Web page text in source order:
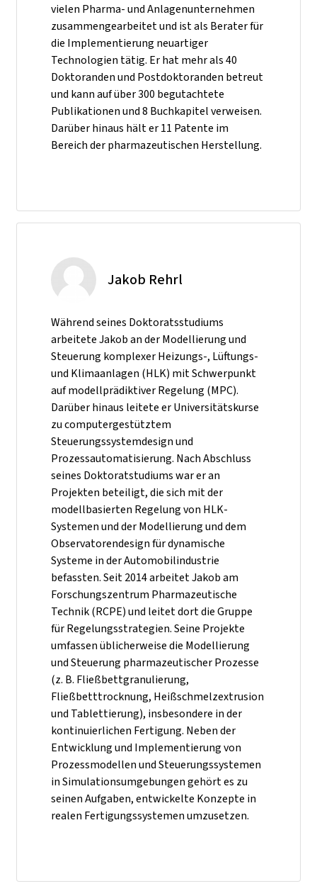
vielen Pharma- und Anlagenunternehmen
zusammengearbeitet und ist als Berater für
die Implementierung neuartiger
Technologien tätig. Er hat mehr als 40
Doktoranden und Postdoktoranden betreut
und kann auf über 300 begutachtete
Publikationen und 8 Buchkapitel verweisen.
Darüber hinaus hält er 11 Patente im
Bereich der pharmazeutischen Herstellung.
Jakob Rehrl
Während seines Doktoratsstudiums
arbeitete Jakob an der Modellierung und
Steuerung komplexer Heizungs-, Lüftungs-
und Klimaanlagen (HLK) mit Schwerpunkt
auf modellprädiktiver Regelung (MPC).
Darüber hinaus leitete er Universitätskurse
zu computergestütztem
Steuerungssystemdesign und
Prozessautomatisierung. Nach Abschluss
seines Doktoratstudiums war er an
Projekten beteiligt, die sich mit der
modellbasierten Regelung von HLK-
Systemen und der Modellierung und dem
Observatorendesign für dynamische
Systeme in der Automobilindustrie
befassten. Seit 2014 arbeitet Jakob am
Forschungszentrum Pharmazeutische
Technik (RCPE) und leitet dort die Gruppe
für Regelungsstrategien. Seine Projekte
umfassen üblicherweise die Modellierung
und Steuerung pharmazeutischer Prozesse
(z. B. Fließbettgranulierung,
Fließbetttrocknung, Heißschmelzextrusion
und Tablettierung), insbesondere in der
kontinuierlichen Fertigung. Neben der
Entwicklung und Implementierung von
Prozessmodellen und Steuerungssystemen
in Simulationsumgebungen gehört es zu
seinen Aufgaben, entwickelte Konzepte in
realen Fertigungssystemen umzusetzen.